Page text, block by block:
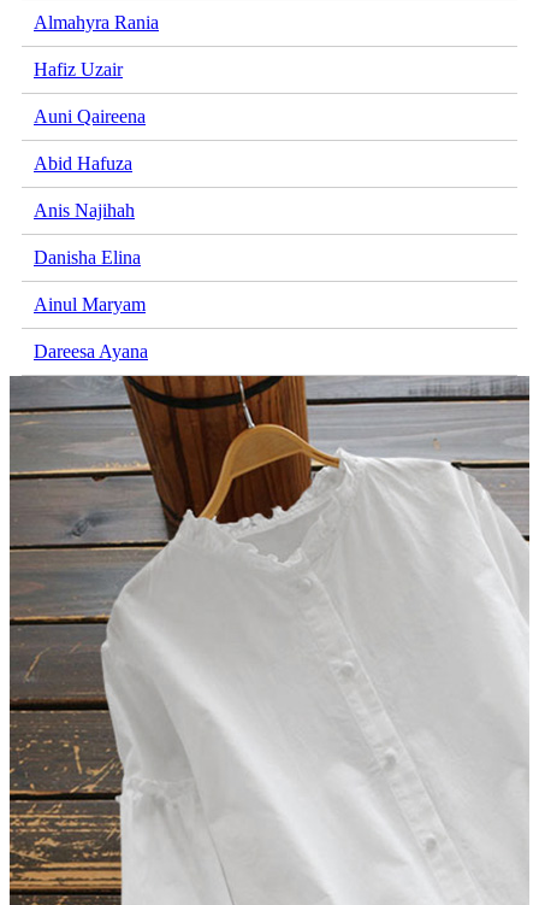
Almahyra Rania
Hafiz Uzair
Auni Qaireena
Abid Hafuza
Anis Najihah
Danisha Elina
Ainul Maryam
Dareesa Ayana